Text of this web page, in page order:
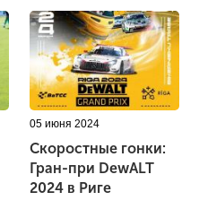
05 июня 2024
Скоростные гонки:
Гран-при DewALT
2024 в Риге